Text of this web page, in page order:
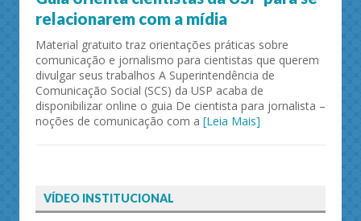
relacionarem com a mídia
Material gratuito traz orientações práticas sobre
comunicação e jornalismo para cientistas que querem
divulgar seus trabalhos A Superintendência de
Comunicação Social (SCS) da USP acaba de
disponibilizar online o guia De cientista para jornalista –
noções de comunicação com a [Leia Mais]
VÍDEO INSTITUCIONAL